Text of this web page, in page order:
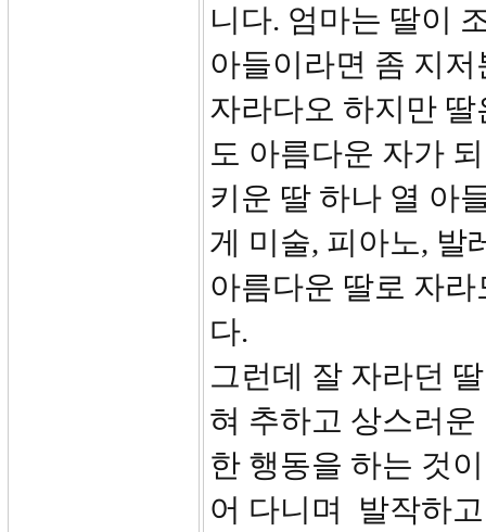
니다. 엄마는 딸이
아들이라면 좀 지
자라다오 하지만
도 아름다운 자가
키운 딸 하나 열 아
게 미술, 피아노, 발
아름다운 딸로 자
다.
그런데 잘 자라던
혀 추하고 상스러
한 행동을 하는 것
어 다니며 발작하